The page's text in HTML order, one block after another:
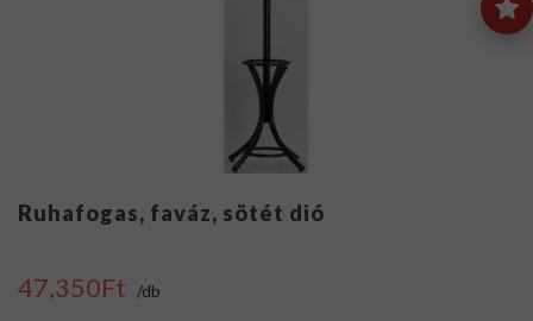
Ruhafogas, faváz, sötét dió
47,350Ft /db